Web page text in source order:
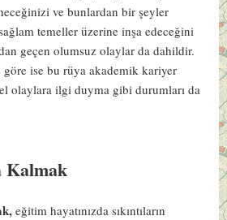
ve bunlardan bir şeyler
temeller üzerine inşa edeceğini
geçen olumsuz olaylar da dahildir.
göre ise bu rüya akademik kariyer
olaylara ilgi duyma gibi durumları da
Kalmak
eğitim hayatınızda sıkıntıların